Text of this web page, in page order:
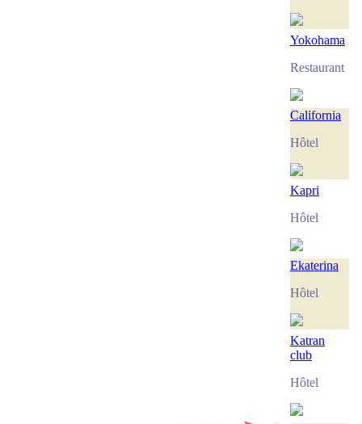
Yokohama
Restaurant
California
Hôtel
Kapri
Hôtel
Ekaterina
Hôtel
Katran
club
Hôtel